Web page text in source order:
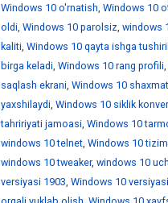
Windows 10 o'rnatish, Windows 10
oldi, Windows 10 parolsiz, windows
kaliti, Windows 10 qayta ishga
birga keladi, Windows 10 rang profili,
saqlash ekrani, Windows 10 shaxmat
yaxshilaydi, Windows 10 siklik
tahririyati jamoasi, Windows 10
windows 10 telnet, Windows 10
windows 10 tweaker, windows 10
versiyasi 1903, Windows 10